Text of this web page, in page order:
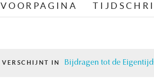
VOORPAGINA
VERSCHIJNT IN Bijdragen tot de